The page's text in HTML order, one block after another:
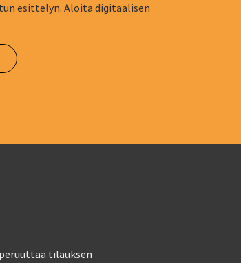
esittelyn. Aloita digitaalisen
tilauksen